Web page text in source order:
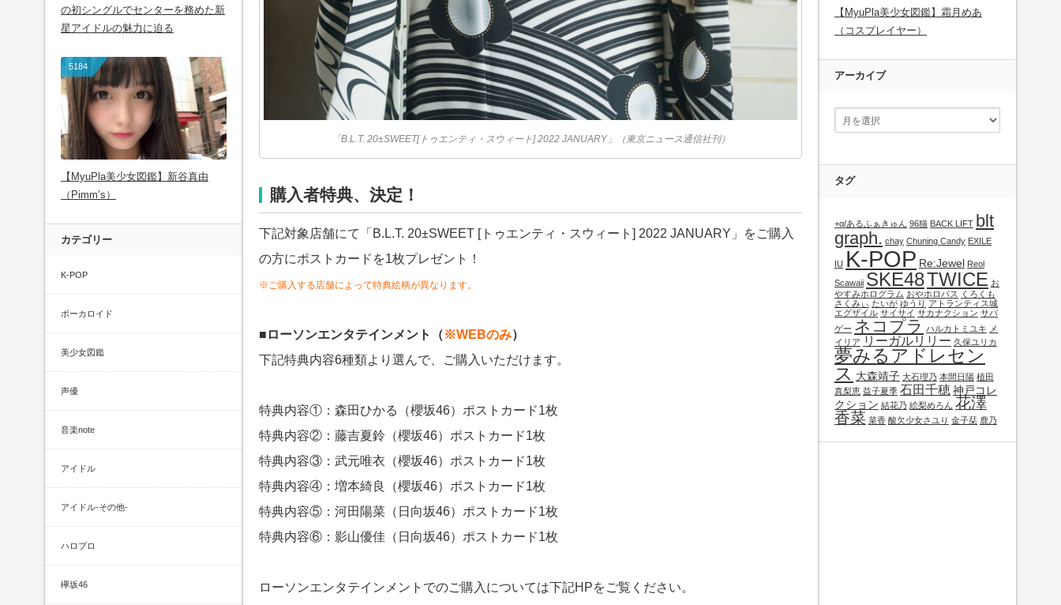
「B.L.T. 20±SWEET[トゥエンティ・スウィート] 2022 JANUARY」（東京ニュース通信社刊）
購入者特典、決定！
下記対象店舗にて「B.L.T. 20±SWEET [トゥエンティ・スウィート] 2022 JANUARY」をご購入
の方にポストカードを1枚プレゼント！
※ご購入する店舗によって特典絵柄が異なります。
■ローソンエンタテインメント（※WEBのみ）
下記特典内容6種類より選んで、ご購入いただけます。
特典内容①：森田ひかる（櫻坂46）ポストカード1枚
特典内容②：藤吉夏鈴（櫻坂46）ポストカード1枚
特典内容③：武元唯衣（櫻坂46）ポストカード1枚
特典内容④：増本綺良（櫻坂46）ポストカード1枚
特典内容⑤：河田陽菜（日向坂46）ポストカード1枚
特典内容⑥：影山優佳（日向坂46）ポストカード1枚
ローソンエンタテインメントでのご購入については下記HPをご覧ください。
の初シングルでセンターを務めた新
星アイドルの魅力に迫る
5184
【MyuPla美少女図鑑】新谷真由
（Pimm’s）
カテゴリー
K-POP
ボーカロイド
美少女図鑑
声優
音楽note
アイドル
アイドル-その他-
ハロプロ
欅坂46
【MyuPla美少女図鑑】霜月めあ
（コスプレイヤー）
アーカイブ
タグ
+α/あるふぁきゅん 96猫 BACK LIFT blt
graph. chay Chuning Candy EXILE
IU K-POP Re:Jewel Reol
Scawaii SKE48TWICE お
やすみホログラム おやホロバス
くろくも
さくみぃ たいが ゆうり アトランティス城
エグザイル サイサイ サカナクション サバ
ゲー ネコプラ ハルカトミユキ メ
イリア リーガルリリー 久保ユリカ
夢みるアドレセン
ス 大森靖子 大石理乃 本間日陽 植田
真梨恵 益子夏季 石田千穂神戸コレ
クション 結花乃 絵梨めろん 花澤
香菜 菜香 酸欠少女さユり 金子栞 鹿乃